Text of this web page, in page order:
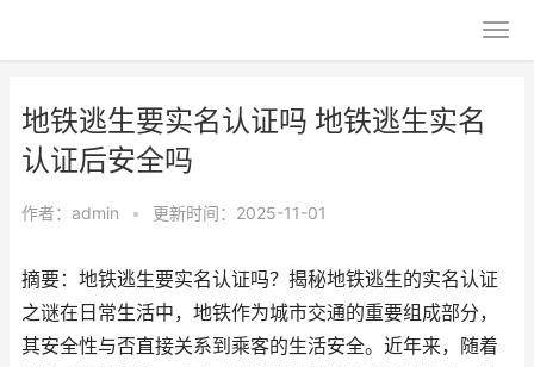
地铁逃生要实名认证吗 地铁逃生实名
认证后安全吗
作者： admin • 更新时间：2025-11-01
摘要：地铁逃生要实名认证吗？揭秘地铁逃生的实名认证
之谜在日常生活中，地铁作为城市交通的重要组成部分，
其安全性与否直接关系到乘客的生活安全。近年来，随着